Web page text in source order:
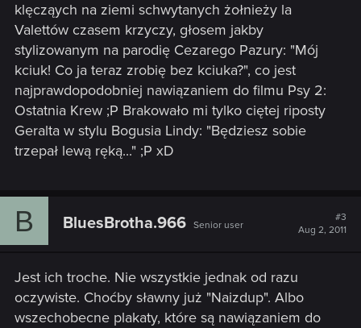
klęcząych na ziemi schwytanych żołnieży la
Valettów czasem krzyczy, głosem jakby
stylizowanym na parodię Cezarego Pazury: "Mój
kciuk! Co ja teraz zrobię bez kciuka?", co jest
najprawdopodobniej nawiązaniem do filmu Psy 2:
Ostatnia Krew ;P Brakowało mi tylko ciętej riposty
Geralta w stylu Bogusia Lindy: "Będziesz sobie
trzepał lewą ręką..." ;P xD
B BluesBrotha.966 Senior user
#3
Aug 2, 2011
Jest ich troche. Nie wszystkie jednak od razu
oczywiste. Choćby sławny już "Naizdup". Albo
wszechobecne plakaty, które są nawiązaniem do